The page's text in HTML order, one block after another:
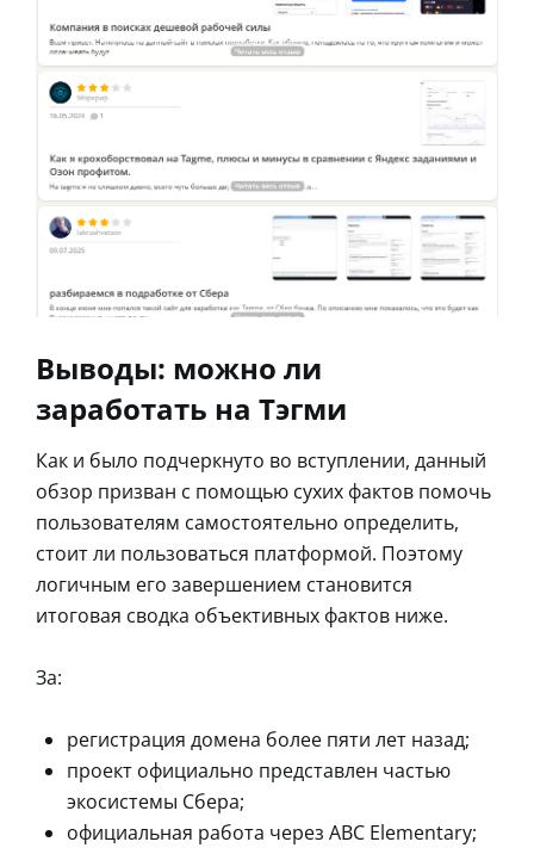
Выводы: можно ли
заработать на Тэгми
Как и было подчеркнуто во вступлении, данный
обзор призван с помощью сухих фактов помочь
пользователям самостоятельно определить,
стоит ли пользоваться платформой. Поэтому
логичным его завершением становится
итоговая сводка объективных фактов ниже.
За:
регистрация домена более пяти лет назад;
проект официально представлен частью
экосистемы Сбера;
официальная работа через ABC Elementary;